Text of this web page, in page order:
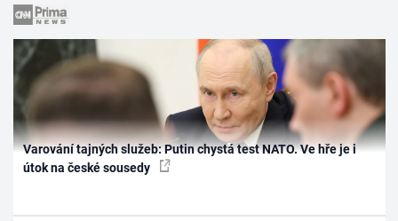
Varování tajných služeb: Putin chystá test NATO. Ve hře je i
útok na české sousedy